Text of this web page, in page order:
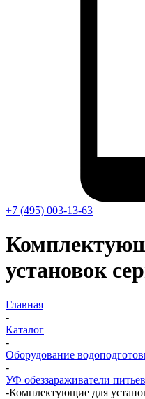
+7 (495) 003-13-63
установок
Главная
-
Каталог
-
Оборудование
-
УФ обеззараживатели
-Комплектующие для